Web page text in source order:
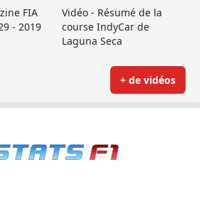
FIA
- 2019
Vidéo - Résumé de la
course IndyCar de
Laguna Seca
+ de vidéos